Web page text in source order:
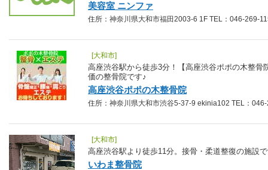
美容室 ニンファ
住所：神奈川県大和市福田2003-6 1F TEL：046-269-
[大和市]
高座渋谷駅から徒歩3分！【高座渋谷ポポの木整骨
価の整骨院です♪
高座渋谷ポポの木整骨院
住所：神奈川県大和市渋谷5-37-9 ekinia102 TEL：
[大和市]
高座渋谷駅より徒歩11分。接骨・柔道整復の施設
いわま整骨院